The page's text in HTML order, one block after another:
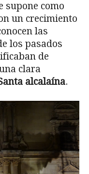
supone como
un crecimiento
las
los pasados
de
clara
alcalaína.